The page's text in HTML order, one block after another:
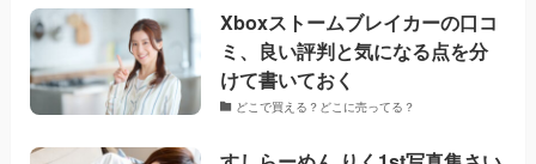
Xboxストームブレイカーの口コ
ミ、良い評判と気になる点を分
けて書いておく
どこで買える？どこに売ってる？